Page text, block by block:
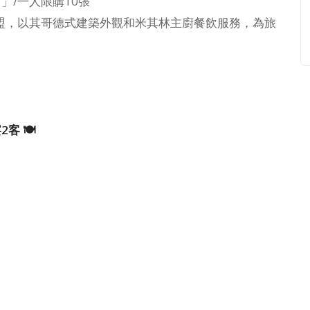
以其哥德式建築外觀和米其林主廚餐飲服務，為旅
2客 🍽️